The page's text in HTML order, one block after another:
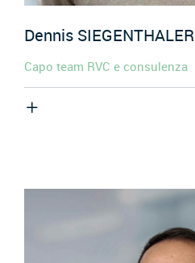
Dennis SIEGENTHALER
Capo team RVC e consulenza